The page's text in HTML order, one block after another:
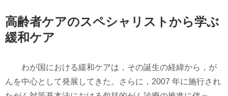
高齢者ケアのスペシャリストから学ぶ
緩和ケア
わが国における緩和ケアは，その誕生の経緯から，が
んを中心として発展してきた。さらに，2007 年に施行され